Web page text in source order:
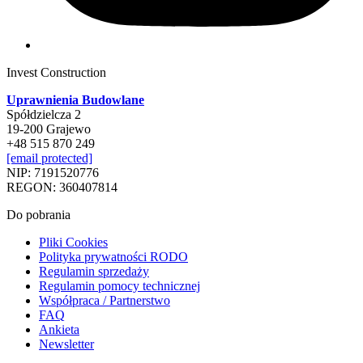
Invest Construction
Uprawnienia Budowlane
Spółdzielcza 2
19-200 Grajewo
+48 515 870 249
[email protected]
NIP: 7191520776
REGON: 360407814
Do pobrania
Pliki Cookies
Polityka prywatności RODO
Regulamin sprzedaży
Regulamin pomocy technicznej
Współpraca / Partnerstwo
FAQ
Ankieta
Newsletter